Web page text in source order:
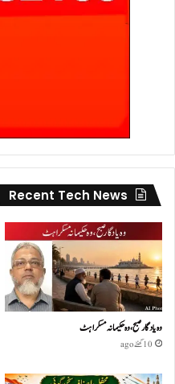
Recent Tech News
وہ یادگار صبح، وہ حکیمانہ مسکراہٹ
10 گھنٹے ago